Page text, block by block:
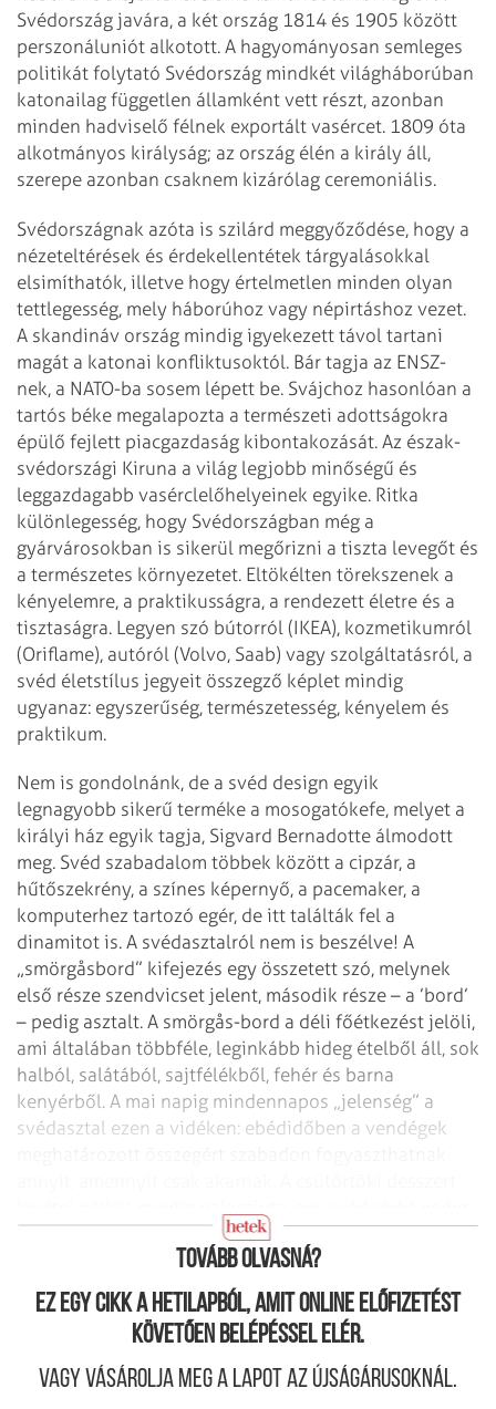
Svédország javára, a két ország 1814 és 1905 között
perszonáluniót alkotott. A hagyományosan semleges
politikát folytató Svédország mindkét világháborúban
katonailag független államként vett részt, azonban
minden hadviselő félnek exportált vasércet. 1809 óta
alkotmányos királyság; az ország élén a király áll,
szerepe azonban csaknem kizárólag ceremoniális.
Svédországnak azóta is szilárd meggyőződése, hogy a
nézeteltérések és érdekellentétek tárgyalásokkal
elsimíthatók, illetve hogy értelmetlen minden olyan
tettlegesség, mely háborúhoz vagy népirtáshoz vezet.
A skandináv ország mindig igyekezett távol tartani
magát a katonai konfliktusoktól. Bár tagja az ENSZ-
nek, a NATO-ba sosem lépett be. Svájchoz hasonlóan a
tartós béke megalapozta a természeti adottságokra
épülő fejlett piacgazdaság kibontakozását. Az észak-
svédországi Kiruna a világ legjobb minőségű és
leggazdagabb vasérclelőhelyeinek egyike. Ritka
különlegesség, hogy Svédországban még a
gyárvárosokban is sikerül megőrizni a tiszta levegőt és
a természetes környezetet. Eltökélten törekszenek a
kényelemre, a praktikusságra, a rendezett életre és a
tisztaságra. Legyen szó bútorról (IKEA), kozmetikumról
(Oriflame), autóról (Volvo, Saab) vagy szolgáltatásról, a
svéd életstílus jegyeit összegző képlet mindig
ugyanaz: egyszerűség, természetesség, kényelem és
praktikum.
Nem is gondolnánk, de a svéd design egyik
legnagyobb sikerű terméke a mosogatókefe, melyet a
királyi ház egyik tagja, Sigvard Bernadotte álmodott
meg. Svéd szabadalom többek között a cipzár, a
hűtőszekrény, a színes képernyő, a pacemaker, a
komputerhez tartozó egér, de itt találták fel a
dinamitot is. A svédasztalról nem is beszélve! A
„smörgåsbord” kifejezés egy összetett szó, melynek
első része szendvicset jelent, második része – a ’bord’
– pedig asztalt. A smörgås-bord a déli főétkezést jelöli,
ami általában többféle, leginkább hideg ételből áll, sok
halból, salátából, sajtfélékből, fehér és barna
kenyérből. A mai napig mindennapos „jelenség” a
svéd­asztal ezen a vidéken: ebédidőben a vendégek
a magyar árak háromszorosának felel meg.
Tovább olvasná?
Ez egy cikk a hetilapból, amit online előfizetést
követően belépéssel elér.
Vagy vásárolja meg a lapot az újságárusoknál.